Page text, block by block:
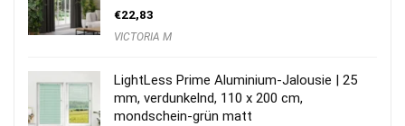
€22,83
VICTORIA M
LightLess Prime Aluminium-Jalousie | 25
mm, verdunkelnd, 110 x 200 cm,
mondschein-grün matt